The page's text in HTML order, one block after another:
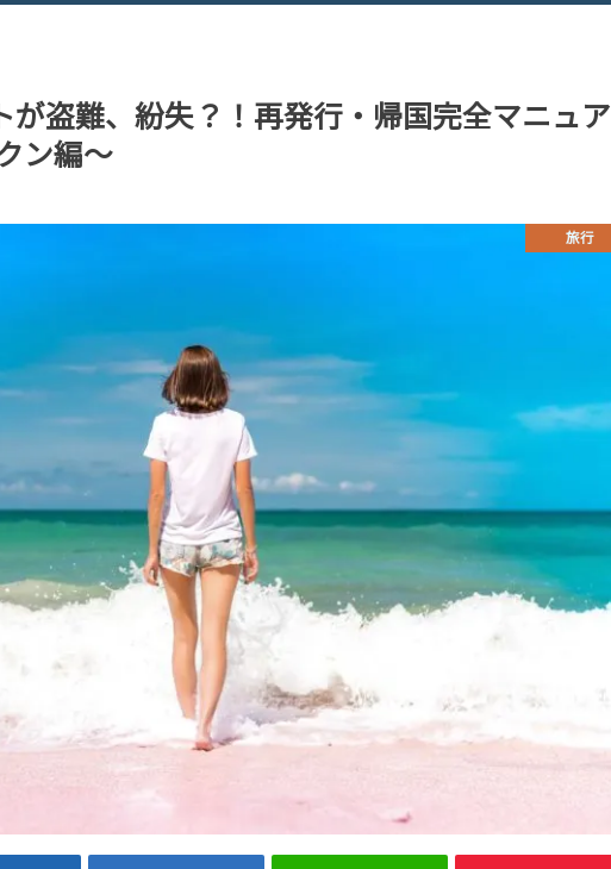
が盗難、紛失？！再発行・帰国完全マニュア
ン編～
旅行